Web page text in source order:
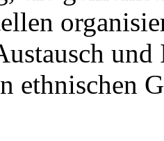
ethnischen